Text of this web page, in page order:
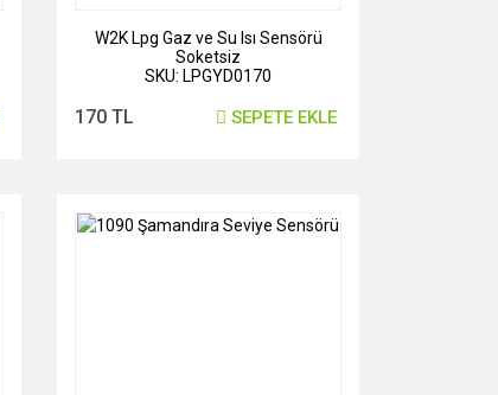
W2K Lpg Gaz ve Su Isı Sensörü
Soketsiz
SKU: LPGYD0170
170 TL SEPETE EKLE